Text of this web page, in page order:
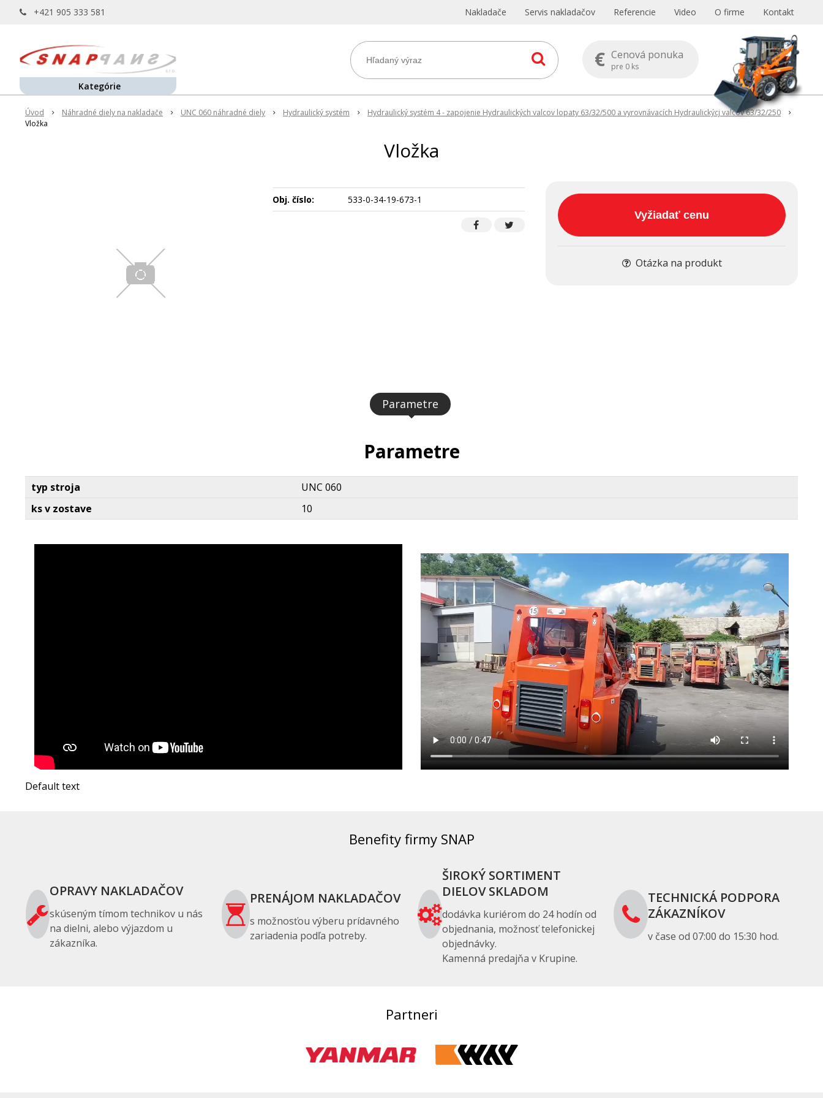
+421 905 333 581
€ Cenová ponuka
pre 0 ks
Nakladače Servis nakladačov Referencie Video O firme Kontakt
Úvod Náhradné diely na nakladače UNC 060 náhradné diely Hydraulický systém
Hydraulický systém 4 - zapojenie Hydraulických valcov lopaty 63/32/500 a vyrovnávacích Hydraulickýcj valcov 63/32/250
Vložka
Vložka
Vyžiadať cenu
Otázka na produkt
Obj. číslo: 533-0-34-19-673-1
Parametre
Parametre
typ stroja
UNC 060
ks v zostave
10
Default text
Kategórie
Benefity firmy SNAP
OPRAVY NAKLADAČOV
skúseným tímom technikov u nás
na dielni, alebo výjazdom u
zákazníka.
PRENÁJOM NAKLADAČOV
s možnosťou výberu prídavného
zariadenia podľa potreby.
ŠIROKÝ SORTIMENT
DIELOV SKLADOM
dodávka kuriérom do 24 hodín od
objednania, možnosť telefonickej
objednávky.
Kamenná predajňa v Krupine.
TECHNICKÁ PODPORA
ZÁKAZNÍKOV
v čase od 07:00 do 15:30 hod.
Partneri